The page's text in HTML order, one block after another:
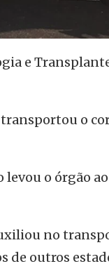
e
o
levou o órgão ao
no
de outros